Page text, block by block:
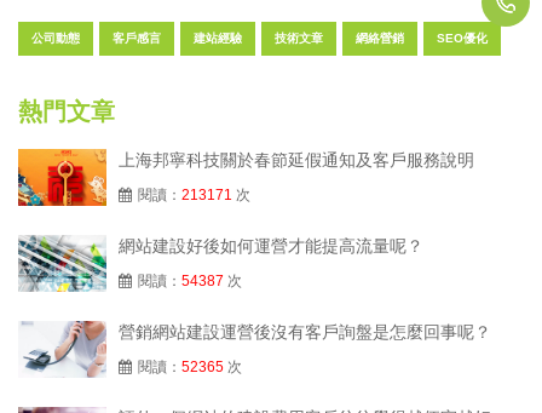
公司動態 客戶感言 建站經驗 技術文章 網絡營銷 SEO優化
熱門文章
上海邦寧科技關於春節延假通知及客戶服務說明
閱讀： 213171 次
網站建設好後如何運營才能提高流量呢？
閱讀： 54387 次
營銷網站建設運營後沒有客戶詢盤是怎麼回事呢？
閱讀： 52365 次